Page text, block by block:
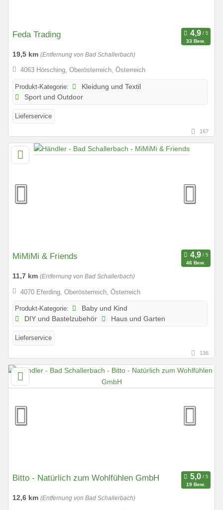
Feda Trading
33 Bew.
19,5 km (Entfernung von Bad Schallerbach)
4063 Hörsching, Oberösterreich, Österreich
Produkt-Kategorie:
Kleidung und Textil
Sport und Outdoor
Lieferservice
167
MiMiMi & Friends
46 Bew.
11,7 km (Entfernung von Bad Schallerbach)
4070 Eferding, Oberösterreich, Österreich
Produkt-Kategorie:
Baby und Kind
DIY und Bastelzubehör
Haus und Garten
Lieferservice
136
Bitto - Natürlich zum Wohlfühlen GmbH
19 Bew.
12,6 km (Entfernung von Bad Schallerbach)